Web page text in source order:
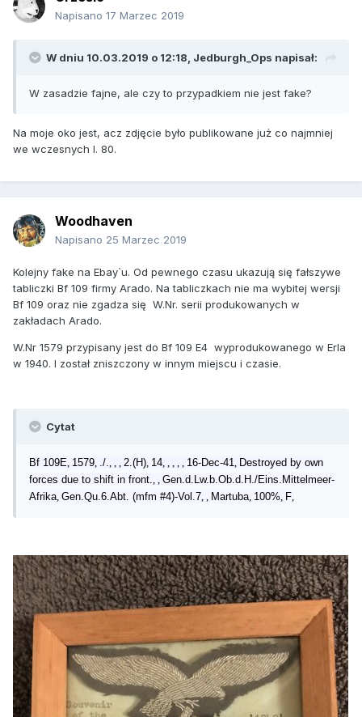
Napisano 17 Marzec 2019
W dniu 10.03.2019 o 12:18, Jedburgh_Ops napisał:
W zasadzie fajne, ale czyto przypadkiem nie jest fake?
Na moje oko jest, acz zdjęcie było publikowane już co najmniej
we wczesnych l. 80.
Woodhaven
Napisano 25 Marzec 2019
Kolejny fake na Ebay`u. Od pewnego czasu ukazują się fałszywe
tabliczki Bf 109 firmy Arado. Na tabliczkach nie ma wybitej wersji
Bf 109 oraz nie zgadza się W.Nr. serii produkowanych w
zakładach Arado.
W.Nr 1579 przypisany jest do Bf 109 E4 wyprodukowanego w Erla
w 1940. I został zniszczony w innym miejscu i czasie.
Cytat
Bf 109E, 1579, ./., , , 2.(H), 14, , , , , 16-Dec-41, Destroyed by own
forces due to shift in front., , Gen.d.Lw.b.Ob.d.H./Eins.Mittelmeer-
Afrika, Gen.Qu.6.Abt. (mfm #4)-Vol.7, , Martuba, 100%, F,